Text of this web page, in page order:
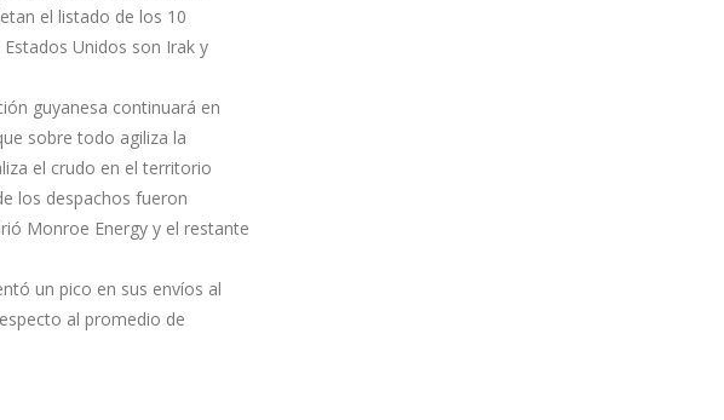
el listado de los 10
Unidos son Irak y
guyanesa continuará en
sobre todo agiliza la
el crudo en el territorio
los despachos fueron
Monroe Energy y el restante
un pico en sus envíos al
al promedio de